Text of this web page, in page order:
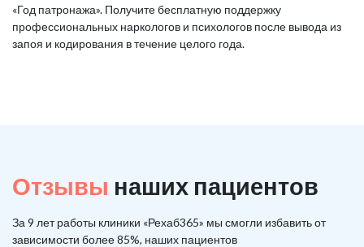
«Год патронажа». Получите бесплатную поддержку
профессиональных наркологов и психологов после вывода из
запоя и кодирования в течение целого года.
Отзывы наших пациентов
За 9 лет работы клиники «Рехаб365» мы смогли избавить от
зависимости более 85%, наших пациентов